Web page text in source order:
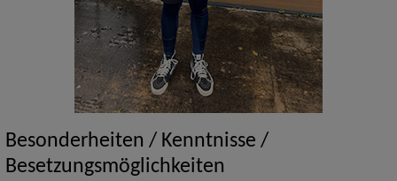
Besonderheiten / Kenntnisse /
Besetzungsmöglichkeiten